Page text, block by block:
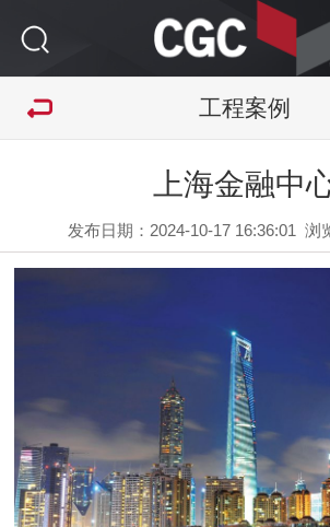
工程案例
上海金融中
发布日期：2024-10-17 16:36:01 浏